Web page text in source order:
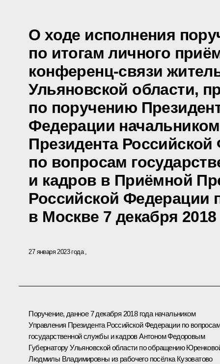
О ходе исполнения
по итогам личного
конференц-связи
Ульяновской области,
по поручению
Федерации
Президента
по вопросам
и кадров в Приёмной
Российской Федерации
в Москве 7 декабря 2018
27 января 2023 года
Поручение, данное 7 декабря 2018 года начальником
Управления Президента Российской Федерации по вопросам
государственной службы и кадров Антоном Федоровым
Губернатору Ульяновской области по обращению
Людмилы Владимировны из рабочего посёлка Кузоватово